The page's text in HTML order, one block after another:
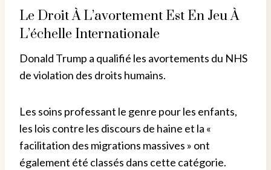
Le Droit À L’avortement Est En Jeu À
L’échelle Internationale
Donald Trump a qualifié les avortements du NHS
de violation des droits humains.
Les soins professant le genre pour les enfants,
les lois contre les discours de haine et la «
facilitation des migrations massives » ont
également été classés dans cette catégorie.